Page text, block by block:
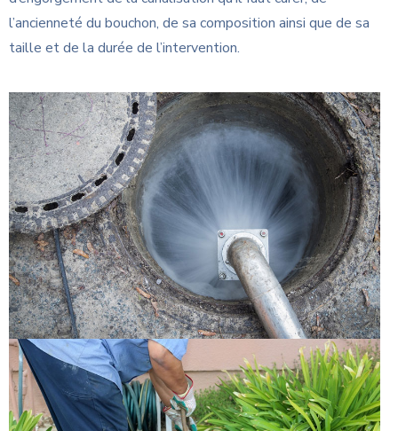
l’ancienneté du bouchon, de sa composition ainsi que de sa
taille et de la durée de l’intervention.